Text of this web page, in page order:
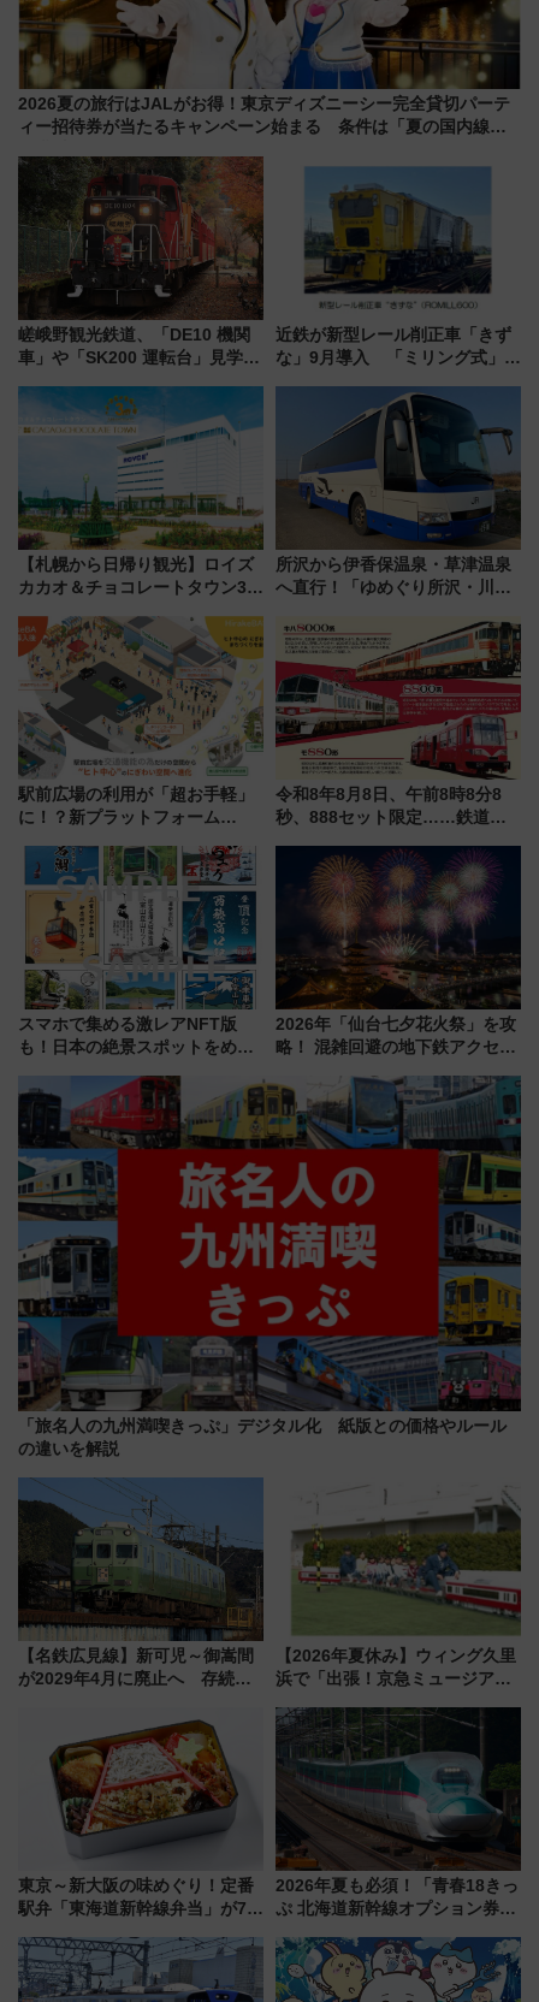
2026夏の旅行はJALがお得！東京ディズニーシー完全貸切パーテ
ィー招待券が当たるキャンペーン始まる 条件は「夏の国内線に2
嵯峨野観光鉄道、「DE10 機関
車」や「SK200 運転台」見学ツ
トの一環で激レア体験できちゃ
うかも 参加方法やスケジュール
近鉄が新型レール削正車「きず
な」9月導入 「ミリング式」採
化！安全性や乗り心地の向上に
貢献するだけでなく、全線区で
活躍するための仕組みも
【札幌から日帰り観光】ロイズ
カカオ＆チョコレートタウン3周
詰め放題を開催、ロイズタウン
駅からのアクセスも
所沢から伊香保温泉・草津温泉
へ直行！「ゆめぐり所沢・川越
軽に 運行ダイヤ・運賃を解説
駅前広場の利用が「超お手軽」
に！？新プラットフォーム
マホで簡単申請 物販や演奏会な
どに【JR東日本】
令和8年8月8日、午前8時8分8
秒、888セット限定……鉄道各
スマホで集める激レアNFT版
も！日本の絶景スポットをめぐ
ん)」企画がスタート
2026年「仙台七夕花火祭」を攻
略！ 混雑回避の地下鉄アクセス
火前に楽しむ仙台観光ルートま
で解説！
「旅名人の九州満喫きっぷ」デジタル化 紙版との価格やルール
の違いを解説
【名鉄広見線】新可児～御嵩間
が2029年4月に廃止へ 存続協
【2026年夏休み】ウィング久里
浜で「出張！京急ミュージア
ラリーや子ども制服撮影も
東京～新大阪の味めぐり！定番
駅弁「東海道新幹線弁当」が7月
2026年夏も必須！「青春18きっ
ぷ 北海道新幹線オプション券」
の罠